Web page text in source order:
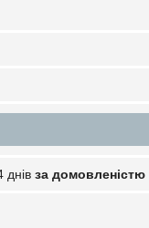
днів за домовленістю